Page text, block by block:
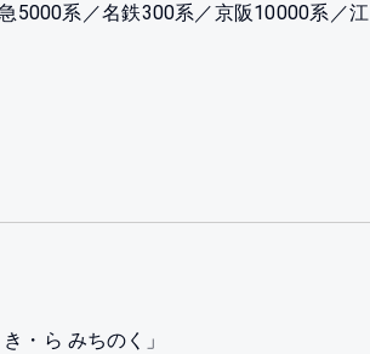
5000系／名鉄300系／京阪10000系／江
・ら みちのく」